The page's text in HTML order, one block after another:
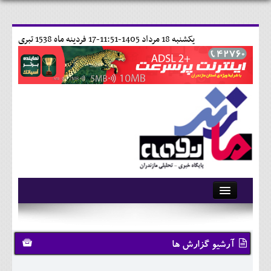
17 فردينه ماه 1538 تبری يکشنبه 18 مرداد 1405-11:51-
آرشیو
تماس با ما
وبلاگ
آرشیو گزارش ها